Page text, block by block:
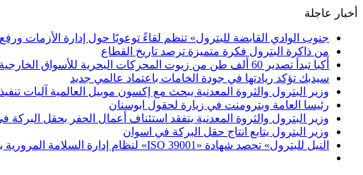
أخبار عاجلة
جنوب الوادي القابضة للبترول» تنظم لقاءً توعويًا حول إدارة الأزمات
من ذاكرة البترول فكرة متميزة ترصد تاريخ القطاع
أكبا تبدأ تصدير 60 ألف طن من زيوت المحركات البحرية للأسواق الخارجية
سيدبك تؤكد ريادتها في جودة الخامات باعتماد عالمي جديد
وزير البترول والثروة المعدنية يبحث مع إكسون موبيل العالمية آليات
رئيسا العامة وبترومنت في زيارة لحقول ابوسنان
وزير البترول والثروة المعدنية يتفقد استئناف أعمال الحفر بحقل البركة في أسوان بعد توقف منذ عام 2022.. ويؤكد: كامل
وزير البترول يتابع انتاج حقل البركة في اسوان
النيل للبترول» تحصد شهادة «ISO 39001» لنظام إدارة السلامة المرورية بجهود ذاتية